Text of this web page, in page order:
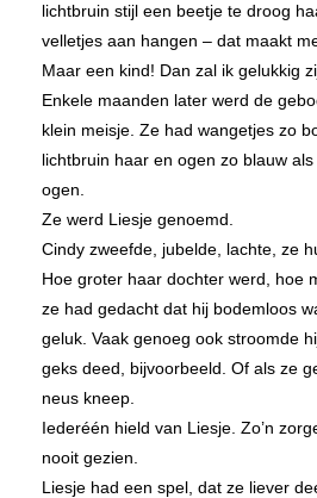
lichtbruin stijl een beetje te droog
velletjes aan hangen – dat maakt
Maar een kind! Dan zal ik gelukkig
Enkele maanden later werd de
klein meisje. Ze had wangetjes zo
lichtbruin haar en ogen zo blauw
ogen.
Ze werd Liesje genoemd.
Cindy zweefde, jubelde, lachte, ze
Hoe groter haar dochter werd, hoe
ze had gedacht dat hij bodemloos
geluk. Vaak genoeg ook stroomde
geks deed, bijvoorbeeld. Of als ze
neus kneep.
Iederéén hield van Liesje. Zo’n
nooit gezien.
Liesje had een spel, dat ze liever